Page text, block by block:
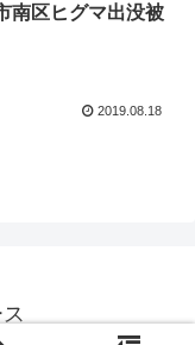
南区ヒグマ出没被
2019.08.18